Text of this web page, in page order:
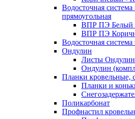
Водосточная система
прямоугольная
ВПР ПЭ Белый
ВПР ПЭ
Водосточная система
Ондулин
Листы Ондулин
Ондулин
Планки кровельные,
Планки и
Поликарбонат
Профнастил